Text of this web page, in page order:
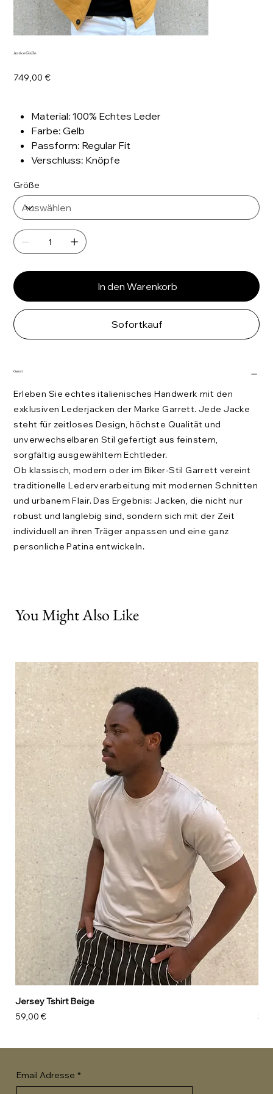
Antico Giallo
749,00 €
Material: 100% Echtes Leder
Farbe: Gelb
Passform: Regular Fit
Verschluss: Knöpfe
Größe
In den Warenkorb
Sofortkauf
Garrett
Erleben Sie echtes italienisches Handwerk mit den
exklusiven Lederjacken der Marke Garrett. Jede Jacke
steht für zeitloses Design, höchste Qualität und
unverwechselbaren Stil gefertigt aus feinstem,
sorgfältig ausgewähltem Echtleder.
Ob klassisch, modern oder im Biker-Stil Garrett vereint
traditionelle Lederverarbeitung mit modernen Schnitten
und urbanem Flair. Das Ergebnis: Jacken, die nicht nur
robust und langlebig sind, sondern sich mit der Zeit
individuell an ihren Träger anpassen und eine ganz
personliche Patina entwickeln.
You Might Also Like
Jersey Tshirt Beige
Preis
59,00 €
Email Adresse *